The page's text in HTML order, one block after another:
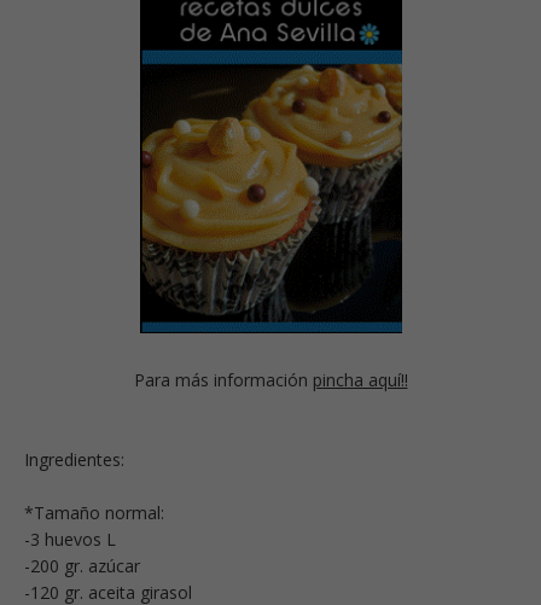
Para más información pincha aquí!!
Ingredientes:
*Tamaño normal:
-3 huevos L
-200 gr. azúcar
-120 gr. aceita girasol